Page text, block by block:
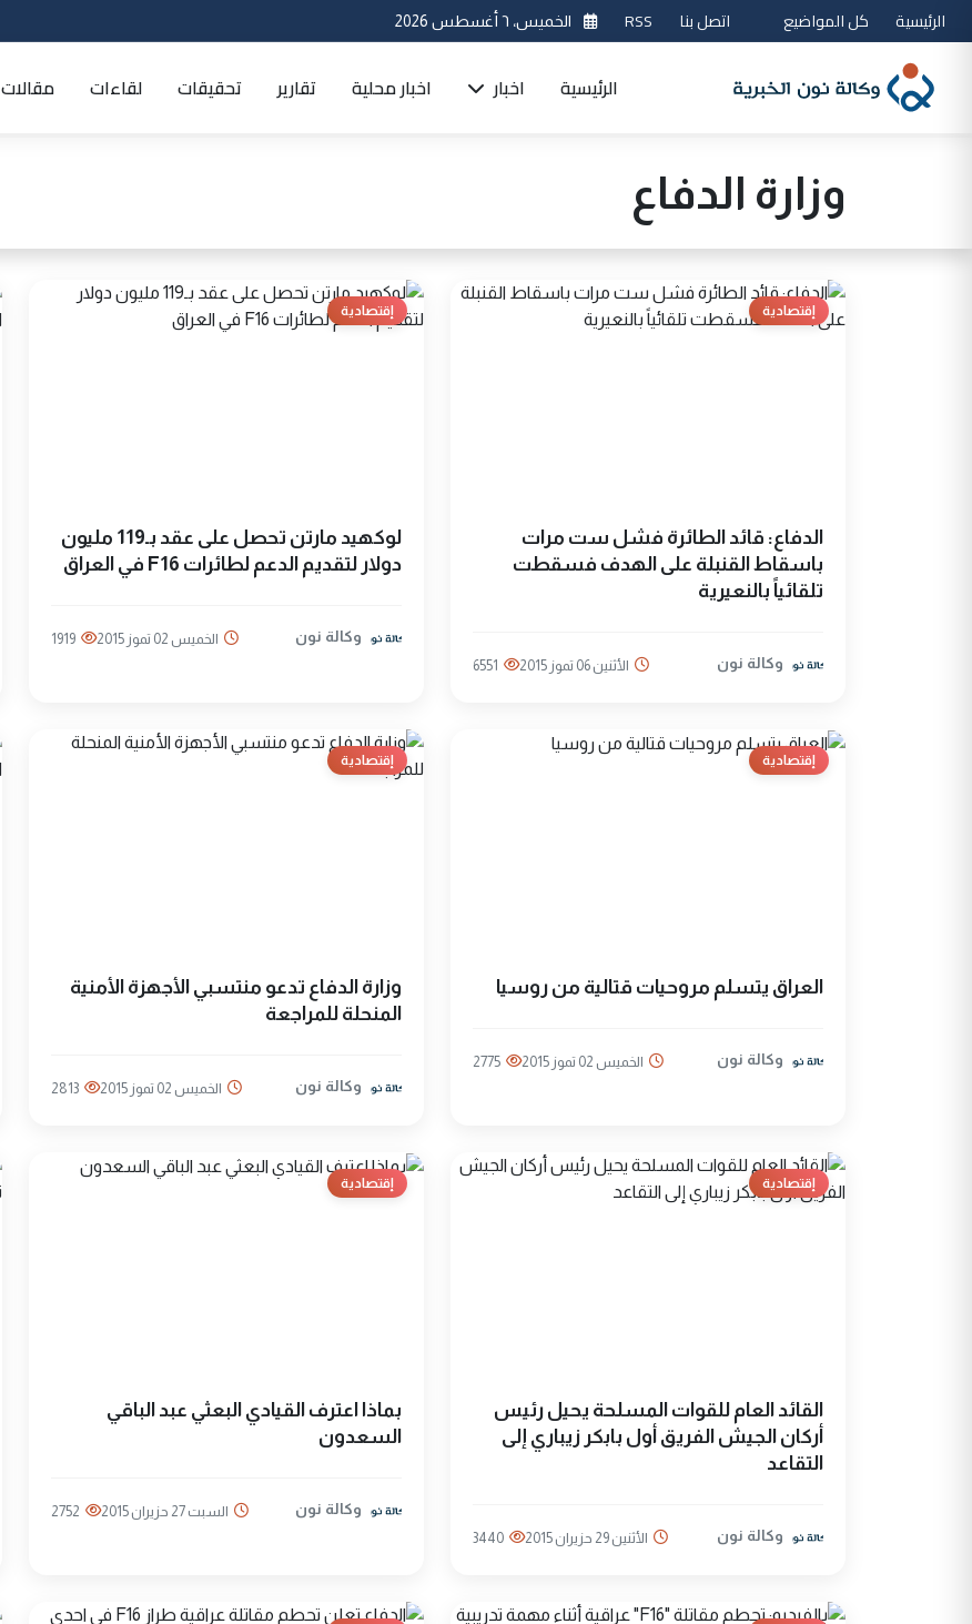
الرئيسية كل المواضيع اتصل بنا RSS الخميس، ٦ أغسطس 2026
الرئيسية اخبار اخبار محلية تقارير تحقيقات لقاءات مقالات
وزارة الدفاع
إقتصادية
الدفاع: قائد الطائرة فشل ست مرات
باسقاط القنبلة على الهدف فسقطت
تلقائياً بالنعيرية
وكالة نون الأثنين 06 تموز 2015 6551
إقتصادية
لوكهيد مارتن تحصل على عقد بـ119 مليون
دولار لتقديم الدعم لطائرات F16 في العراق
وكالة نون الخميس 02 تموز 2015 1919
إقتصادية
العراق يتسلم مروحيات قتالية من روسيا
وكالة نون الخميس 02 تموز 2015 2775
إقتصادية
وزارة الدفاع تدعو منتسبي الأجهزة الأمنية
المنحلة للمراجعة
وكالة نون الخميس 02 تموز 2015 2813
إقتصادية
القائد العام للقوات المسلحة يحيل رئيس
أركان الجيش الفريق أول بابكر زيباري إلى
التقاعد
وكالة نون الأثنين 29 حزيران 2015 3440
إقتصادية
بماذا اعترف القيادي البعثي عبد الباقي
السعدون
وكالة نون السبت 27 حزيران 2015 2752